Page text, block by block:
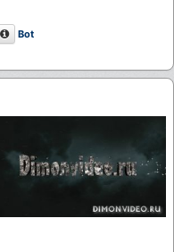
Описание
Bot